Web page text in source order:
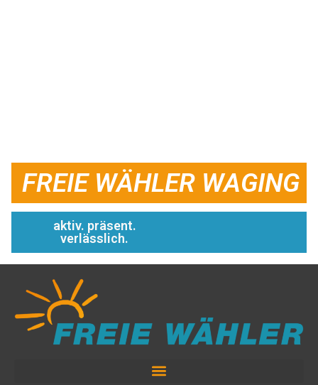
FREIE WÄHLER WAGING
aktiv. präsent.
verlässlich.